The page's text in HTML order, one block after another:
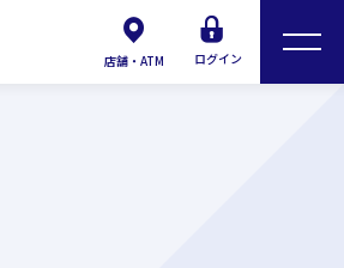
店舗・ATM ログイン